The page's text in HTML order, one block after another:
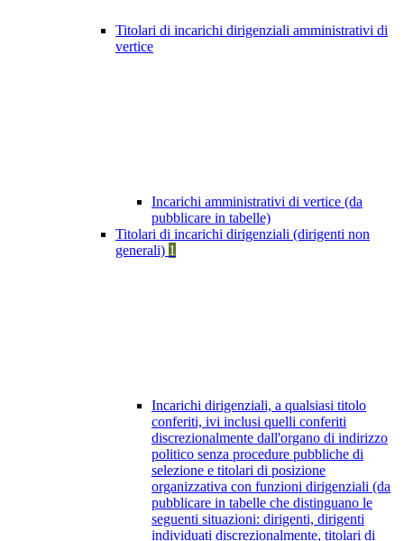
Titolari di incarichi dirigenziali amministrativi di
vertice
Incarichi amministrativi di vertice (da
pubblicare in tabelle)
Titolari di incarichi dirigenziali (dirigenti non
generali) 1
Incarichi dirigenziali, a qualsiasi titolo
conferiti, ivi inclusi quelli conferiti
discrezionalmente dall'organo di indirizzo
politico senza procedure pubbliche di
selezione e titolari di posizione
organizzativa con funzioni dirigenziali (da
pubblicare in tabelle che distinguano le
seguenti situazioni: dirigenti, dirigenti
individuati discrezionalmente, titolari di